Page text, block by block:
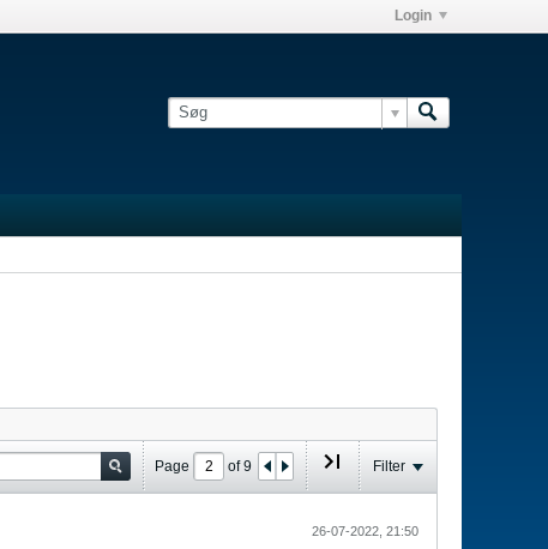
Login
Page of9 Filter
26-07-2022, 21:50